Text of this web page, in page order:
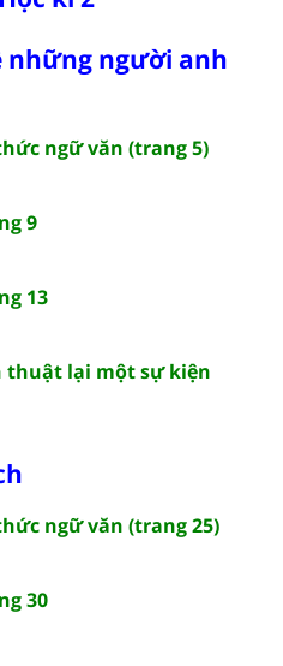
những người anh
ngữ văn (trang 5)
9
13
thuật lại một sự kiện
ngữ văn (trang 25)
30